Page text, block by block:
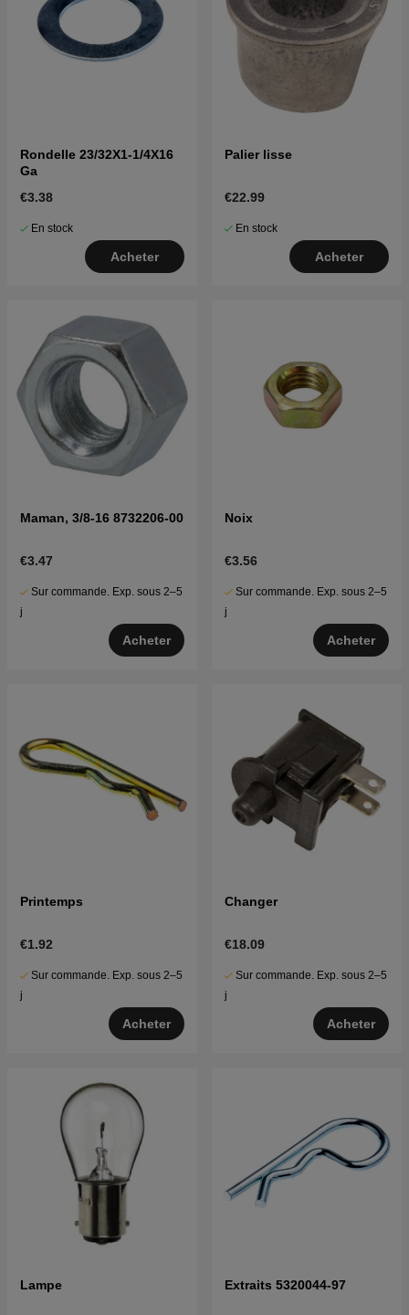
Rondelle 23/32X1-1/4X16
Ga
€3.38
En stock
Acheter
Palier lisse
€22.99
En stock
Acheter
Maman, 3/8-16 8732206-00
€3.47
Sur commande. Exp. sous 2–5
j
Acheter
Noix
€3.56
Sur commande. Exp. sous 2–5
j
Acheter
Printemps
€1.92
Sur commande. Exp. sous 2–5
j
Acheter
Changer
€18.09
Sur commande. Exp. sous 2–5
j
Acheter
Lampe Extraits 5320044-97